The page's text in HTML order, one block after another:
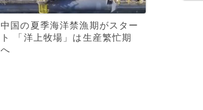
中国の夏季海洋禁漁期がスター
ト 「洋上牧場」は生産繁忙期
へ